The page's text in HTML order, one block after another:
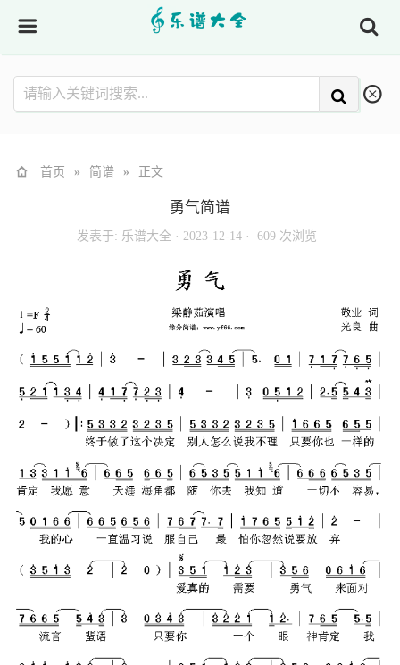
首页 » 简谱 » 正文
勇气简谱
发表于: 乐谱大全· 2023-12-14 · 609 次浏览